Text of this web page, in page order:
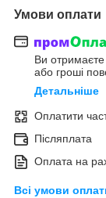
Умови оплати
Ви
або гроші
Детальніше
Оплатити
Післяплата
Оплата на
Всі умови